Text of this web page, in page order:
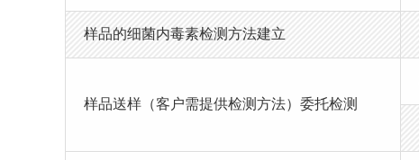
样品的细菌内毒素检测方法建立
样品送样（客户需提供检测方法）委托检测